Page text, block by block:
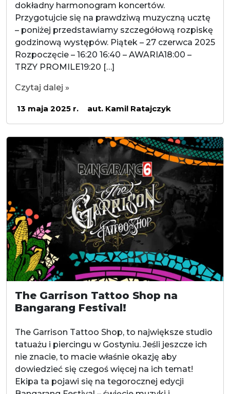
dokładny harmonogram koncertów.
Przygotujcie się na prawdziwą muzyczną ucztę
– poniżej przedstawiamy szczegółową rozpiskę
godzinową występów. Piątek – 27 czerwca 2025
Rozpoczęcie – 16:20 16:40 – AWARIA18:00 –
TRZY PROMILE19:20 […]
Czytaj dalej »
13 maja 2025 r. aut. Kamil Ratajczyk
The Garrison Tattoo Shop na
Bangarang Festival!
The Garrison Tattoo Shop, to największe studio
tatuażu i piercingu w Gostyniu. Jeśli jeszcze ich
nie znacie, to macie właśnie okazję aby
dowiedzieć się czegoś więcej na ich temat!
Ekipa ta pojawi się na tegorocznej edycji